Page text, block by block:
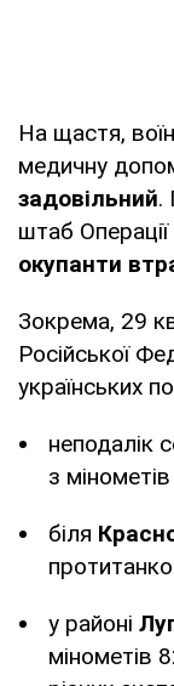
На щастя,
медичну
задовільний.
штаб
окупанти
Зокрема, 29
Російської
українських
неподалік
з
біля
у районі
мінометів